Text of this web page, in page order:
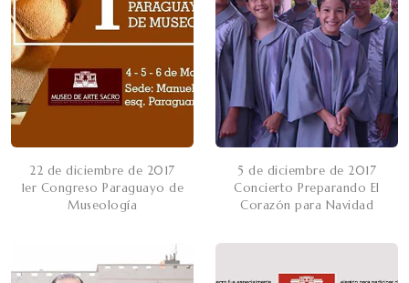
22 de diciembre de 2017
1er Congreso Paraguayo de
Museología
5 de diciembre de 2017
Concierto Preparando El
Corazón para Navidad